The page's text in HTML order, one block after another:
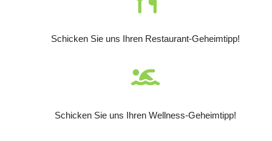
Schicken Sie uns Ihren Restaurant-Geheimtipp!
Schicken Sie uns Ihren Wellness-Geheimtipp!